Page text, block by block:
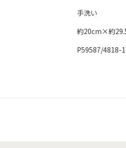
手洗い
約20cm×約
P59587/4818-